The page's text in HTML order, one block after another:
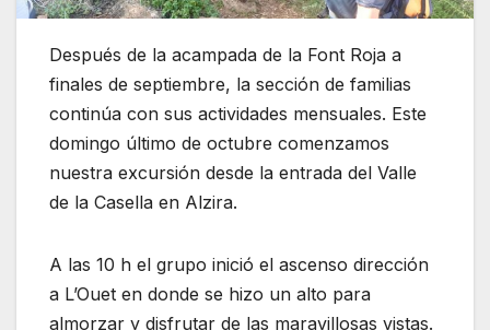
Después de la acampada de la Font Roja a
finales de septiembre, la sección de familias
continúa con sus actividades mensuales. Este
domingo último de octubre comenzamos
nuestra excursión desde la entrada del Valle
de la Casella en Alzira.
A las 10 h el grupo inició el ascenso dirección
a L’Ouet en donde se hizo un alto para
almorzar y disfrutar de las maravillosas vistas.